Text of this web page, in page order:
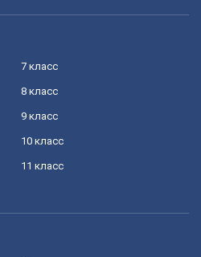
7 класс
8 класс
9 класс
10 класс
11 класс